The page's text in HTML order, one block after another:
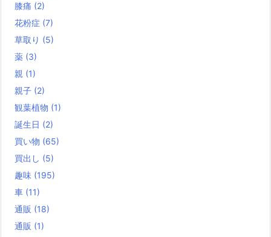
膝痛 (2)
花粉症 (7)
草取り (5)
薬 (3)
親 (1)
親子 (2)
観葉植物 (1)
誕生日 (2)
買い物 (65)
買出し (5)
趣味 (195)
車 (11)
通販 (18)
通販 (1)